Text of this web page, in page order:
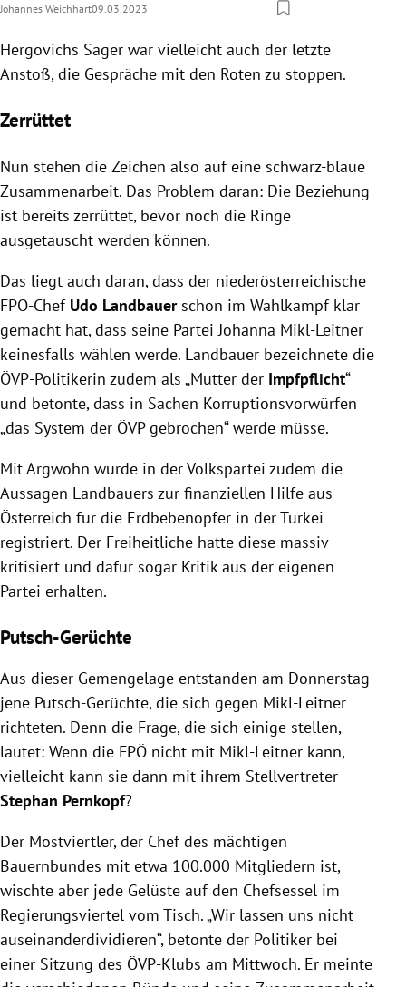
Johannes Weichhart09.03.2023
Hergovichs Sager war vielleicht auch der letzte
Anstoß, die Gespräche mit den Roten zu stoppen.
Zerrüttet
Nun stehen die Zeichen also auf eine schwarz-blaue
Zusammenarbeit. Das Problem daran: Die Beziehung
ist bereits zerrüttet, bevor noch die Ringe
ausgetauscht werden können.
Das liegt auch daran, dass der niederösterreichische
FPÖ-Chef Udo Landbauerschon im Wahlkampf klar
gemacht hat, dass seine Partei Johanna Mikl-Leitner
keinesfalls wählen werde. Landbauer bezeichnete die
ÖVP-Politikerin zudem als „Mutter der Impfpflicht“
und betonte, dass in Sachen Korruptionsvorwürfen
„das System der ÖVP gebrochen“ werde müsse.
Mit Argwohn wurde in der Volkspartei zudem die
Aussagen Landbauers zur finanziellen Hilfe aus
Österreich für die Erdbebenopfer in der Türkei
registriert. Der Freiheitliche hatte diese massiv
kritisiert und dafür sogar Kritik aus der eigenen
Partei erhalten.
Putsch-Gerüchte
Aus dieser Gemengelage entstanden am Donnerstag
jene Putsch-Gerüchte, die sich gegen Mikl-Leitner
richteten. Denn die Frage, die sich einige stellen,
lautet: Wenn die FPÖ nicht mit Mikl-Leitner kann,
vielleicht kann sie dann mit ihrem Stellvertreter
Stephan Pernkopf?
Der Mostviertler, der Chef des mächtigen
Bauernbundes mit etwa 100.000 Mitgliedern ist,
wischte aber jede Gelüste auf den Chefsessel im
Regierungsviertel vom Tisch. „Wir lassen uns nicht
auseinanderdividieren“, betonte der Politiker bei
einer Sitzung des ÖVP-Klubs am Mittwoch. Er meinte